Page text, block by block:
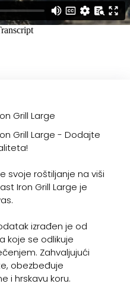
Grill Large
Grill Large - Dodajte
svoje roštiljanje na viši
Iron Grill Large je
izrađen je od
koje se odlikuje
Zahvaljujući
obezbeđuje
i hrskavu koru.